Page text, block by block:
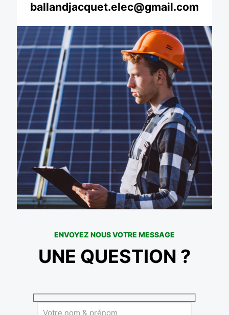
ballandjacquet.elec@gmail.com
ENVOYEZ NOUS VOTRE MESSAGE
UNE QUESTION ?